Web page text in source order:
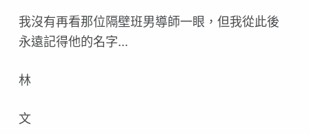
我沒有再看那位隔壁班男導師一眼，但我從此後
永遠記得他的名字…
林
文